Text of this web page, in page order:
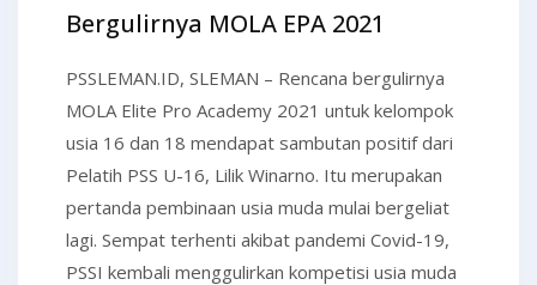
Bergulirnya MOLA EPA 2021
PSSLEMAN.ID, SLEMAN – Rencana bergulirnya
MOLA Elite Pro Academy 2021 untuk kelompok
usia 16 dan 18 mendapat sambutan positif dari
Pelatih PSS U-16, Lilik Winarno. Itu merupakan
pertanda pembinaan usia muda mulai bergeliat
lagi. Sempat terhenti akibat pandemi Covid-19,
PSSI kembali menggulirkan kompetisi usia muda